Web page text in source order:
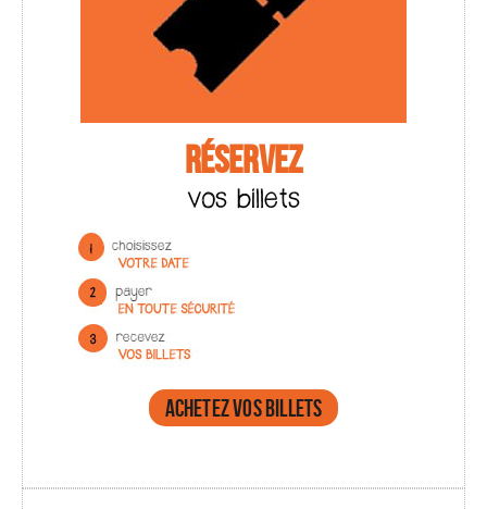
RÉSERVEZ
vos billets
Achetez vos billets